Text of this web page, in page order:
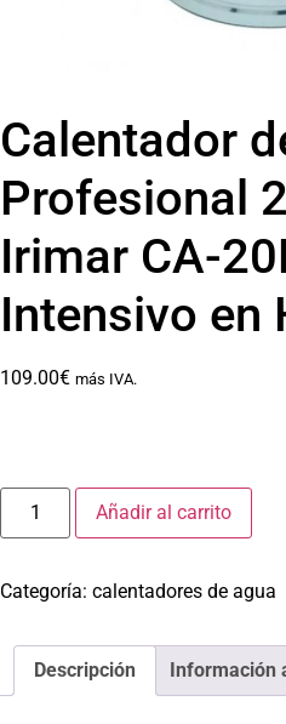
Calentador
Profesional
Irimar CA-
Intensivo en
109.00€ más IVA.
Añadir al carrito
Categoría: calentadores de agua
Descripción Información